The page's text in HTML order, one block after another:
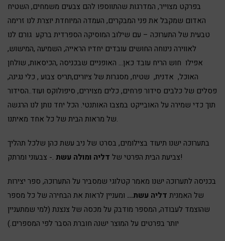
בפרקט מצוייר, המדרגות שהתווספו להם צבעים משמחים, השטיח
האדום שמקבל את פני המבקרים, העמדה המיוחדת יוצרת לנו זרימה
טבעית של התערוכה – עם שילוב המוסיקה הספרדית ברקע גורם לנו
לאווירה נינוחה החושים עובדים יחדיו הראייה, השמיעה ,המישוש,
אפילו חוש הריח עובד כאן… האופניים שבכניסה ,הכיסאות, שולחן
האוכל, אדנית, שטיח, מסגרות של ציורים,תריס צבוע , כלי נגינה,
פסלים של כלבים סידור פרחים, כלים מצוירים, סיפולוקס ועוד..הסידור
תוך כדי שמירה על האובייקט במצבו האותנטי. הכל יחד נותן לנו הרגשה
של מראות הבית של כל אחד מאיתנו.
בתערוכה ישנו תיעוד בצילומים, בסרט של ניב עשת כהן שלכל תהליך
צביעת הבית הפרטי של דליה ומולה עשת .- צבעוני ומרתק!
בכניסה לתערוכה ישנו מאמר קטלוגי שמסביר על התערוכה, ספר יצירות
של האמנית דליה עשת… ומעניין לראות את הבחירה של כל מספר
שהוצמד לעבודה, המספר מודבק על מכסה של צנצנת (למי שמתעניין
יותר בפרטים על המוצר ישנה חוברת הסבר לפי המספרים.)